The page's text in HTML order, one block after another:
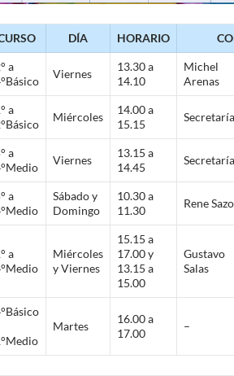
DÍA HORARIO
a
Viernes
13.30 a
14.10
Michel
Arenas
a
Miércoles
14.00 a
15.15
Secretaría
a
Viernes
13.15 a
14.45
Secretaría
a
Sábado y
Domingo
10.30 a
11.30
Rene Sazo
a
Miércoles
y Viernes
15.15 a
17.00 y
13.15 a
15.00
Gustavo
Salas
Martes
16.00 a
17.00
–